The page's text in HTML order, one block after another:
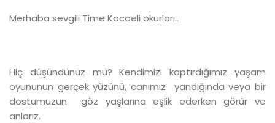
Merhaba sevgili Time Kocaeli okurları..
Hiç düşündünüz mü? Kendimizi kaptırdığımız yaşam
oyununun gerçek yüzünü, canımız yandığında veya bir
dostumuzun göz yaşlarına eşlik ederken görür ve
anlarız.